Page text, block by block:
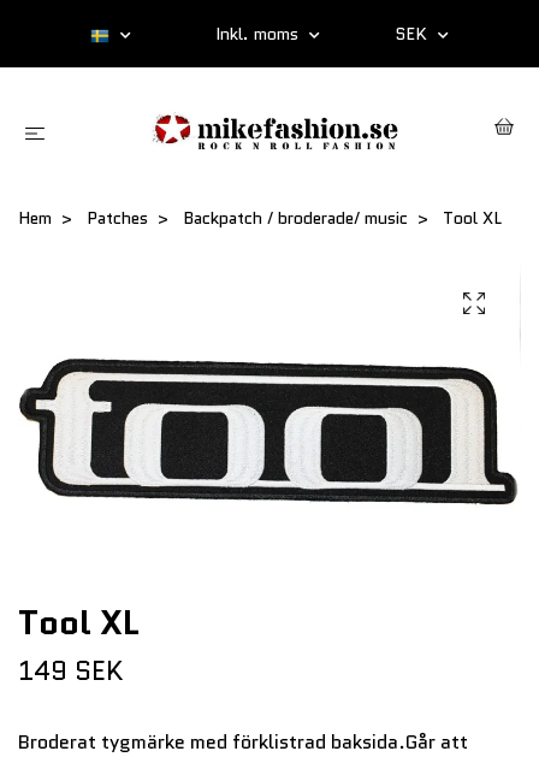
Inkl. moms SEK
Hem Patches Backpatch / broderade/ music Tool XL
Tool XL
149 SEK
Broderat tygmärke med förklistrad baksida.Går att